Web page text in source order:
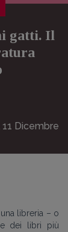
gatti. Il
Dicembre
libreria – o
dei libri più